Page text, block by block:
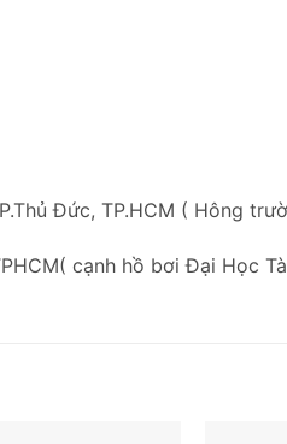
Đức, TP.HCM ( Hông
cạnh hồ bơi Đại Học